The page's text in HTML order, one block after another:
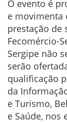
O evento é
e movimenta
prestação de
Fecomércio-
Sergipe não
serão
qualificação
da
e Turismo,
e Saúde, nos